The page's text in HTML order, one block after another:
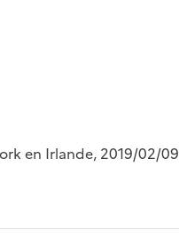
en Irlande, 2019/02/09